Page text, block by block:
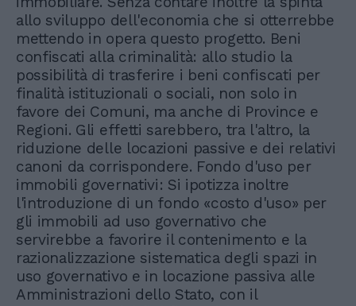
allo sviluppo dell'economia che si otterrebbe
mettendo in opera questo progetto. Beni
confiscati alla criminalità: allo studio la
possibilità di trasferire i beni confiscati per
finalità istituzionali o sociali, non solo in
favore dei Comuni, ma anche di Province e
Regioni. Gli effetti sarebbero, tra l'altro, la
riduzione delle locazioni passive e dei relativi
canoni da corrispondere. Fondo d'uso per
immobili governativi: Si ipotizza inoltre
l'introduzione di un fondo «costo d'uso» per
gli immobili ad uso governativo che
servirebbe a favorire il contenimento e la
razionalizzazione sistematica degli spazi in
uso governativo e in locazione passiva alle
Amministrazioni dello Stato, con il